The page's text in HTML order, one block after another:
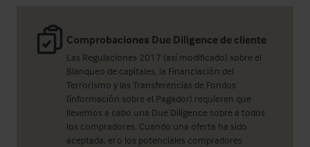
Comprobaciones Due Diligence de cliente
Las Regulaciones 2017 (así modificado) sobre el
Blanqueo de capitales, la Financiación del
Terrorismo y las Transferencias de Fondos
(información sobre el Pagador) requieren que
llevemos a cabo una Due Diligence sobre a todos
los compradores. Cuando una oferta ha sido
aceptada, el o los potenciales compradores